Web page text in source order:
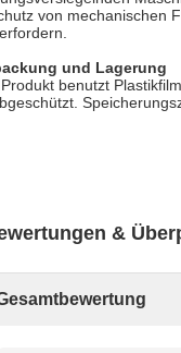
von mechanischen
und Lagerung
benutzt
&